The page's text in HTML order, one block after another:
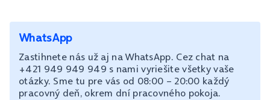
WhatsApp
Zastihnete nás už aj na WhatsApp. Cez chat na
+421 949 949 949 s nami vyriešite všetky vaše
otázky. Sme tu pre vás od 08:00 – 20:00 každý
pracovný deň, okrem dní pracovného pokoja.